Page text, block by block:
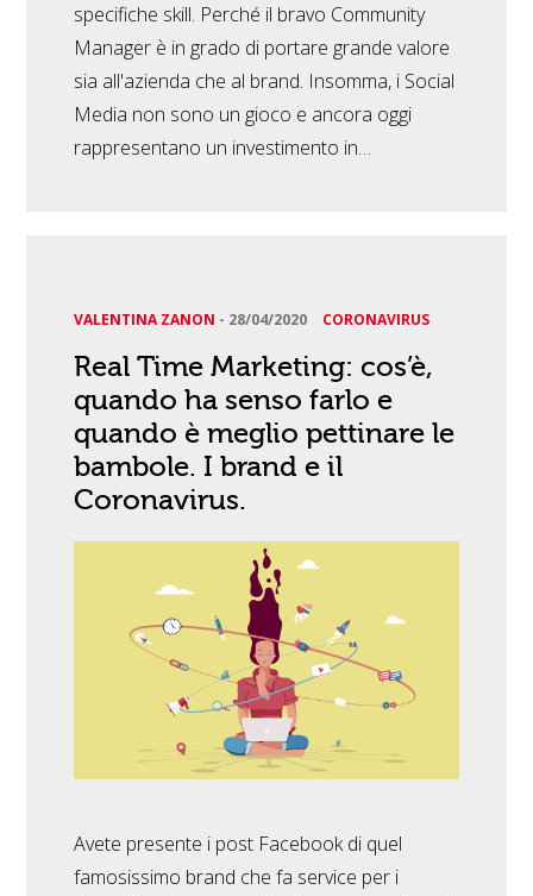
specifiche skill. Perché il bravo Community
Manager è in grado di portare grande valore
sia all'azienda che al brand. Insomma, i Social
Media non sono un gioco e ancora oggi
rappresentano un investimento in…
VALENTINA ZANON - 28/04/2020 CORONAVIRUS
Real Time Marketing: cos’è,
quando ha senso farlo e
quando è meglio pettinare le
bambole. I brand e il
Coronavirus.
Avete presente i post Facebook di quel
famosissimo brand che fa service per i